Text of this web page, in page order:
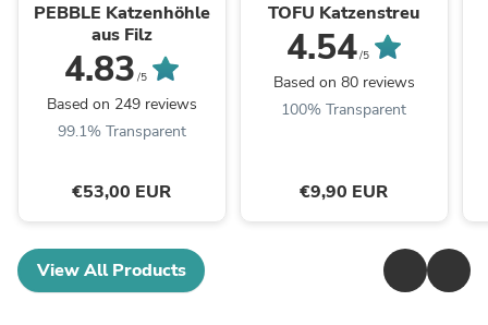
PEBBLE Katzenhöhle
aus Filz
4.83 /5
Based on 249 reviews
99.1% Transparent
€53,00 EUR
TOFU Katzenstreu
4.54/5
Based on 80 reviews
100% Transparent
€9,90 EUR
View All Products